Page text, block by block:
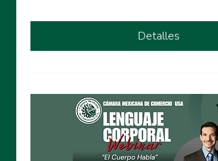
Detalles